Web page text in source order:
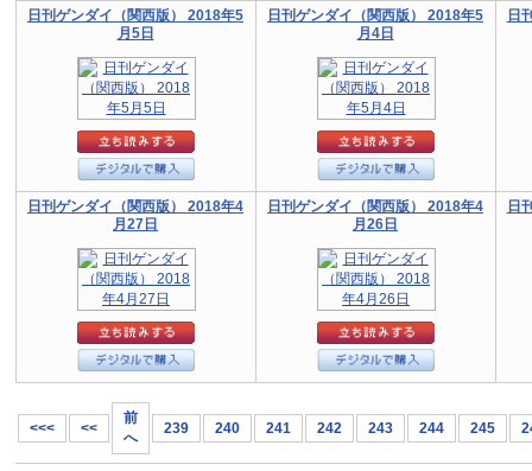
日刊ゲンダイ（関西版） 2018年5
月5日
日刊ゲンダイ（関西版） 2018年5
月4日
日
日刊ゲンダイ（関西版） 2018年4
月27日
日刊ゲンダイ（関西版） 2018年4
月26日
日
<<< <<
前
へ
239 240 241 242 243 244 245